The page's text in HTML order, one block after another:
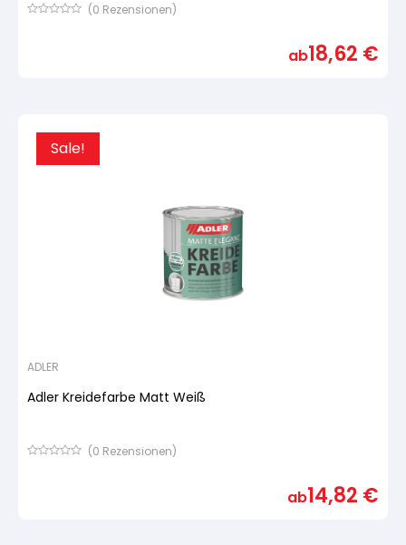
(0 Rezensionen)
ab18,62 €
Sale!
ADLER
Adler Kreidefarbe Matt Weiß
(0 Rezensionen)
ab14,82 €